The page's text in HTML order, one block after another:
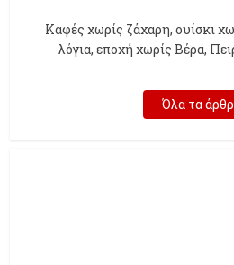
Kαφές χωρίς ζάχαρη, ουίσκι
λόγια, εποχή χωρίς Βέρα,
Όλα τα